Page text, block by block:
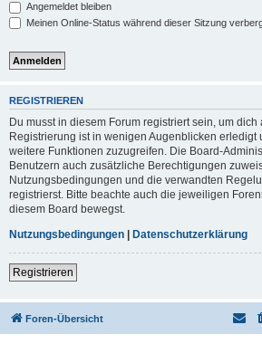
Angemeldet bleiben
Meinen Online-Status während dieser Sitzung
REGISTRIEREN
Du musst in diesem Forum registriert sein, um
Registrierung ist in wenigen Augenblicken erledigt
weitere Funktionen zuzugreifen. Die Board-
Benutzern auch zusätzliche Berechtigungen
Nutzungsbedingungen und die verwandten
registrierst. Bitte beachte auch die jeweiligen
diesem Board bewegst.
Nutzungsbedingungen | Datenschutzerklärung
Registrieren
Foren-Übersicht